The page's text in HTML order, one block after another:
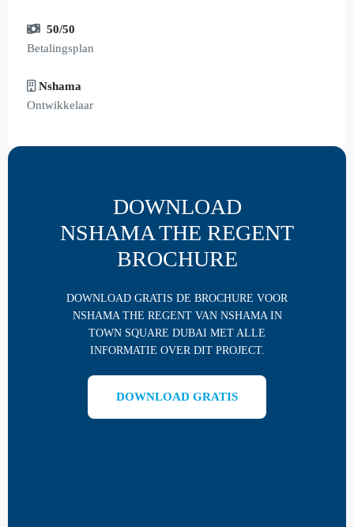
50/50
Betalingsplan
Nshama
Ontwikkelaar
DOWNLOAD
NSHAMA THE REGENT
BROCHURE
DOWNLOAD GRATIS DE BROCHURE VOOR
NSHAMA THE REGENT VAN NSHAMA IN
TOWN SQUARE DUBAI MET ALLE
INFORMATIE OVER DIT PROJECT.
DOWNLOAD GRATIS